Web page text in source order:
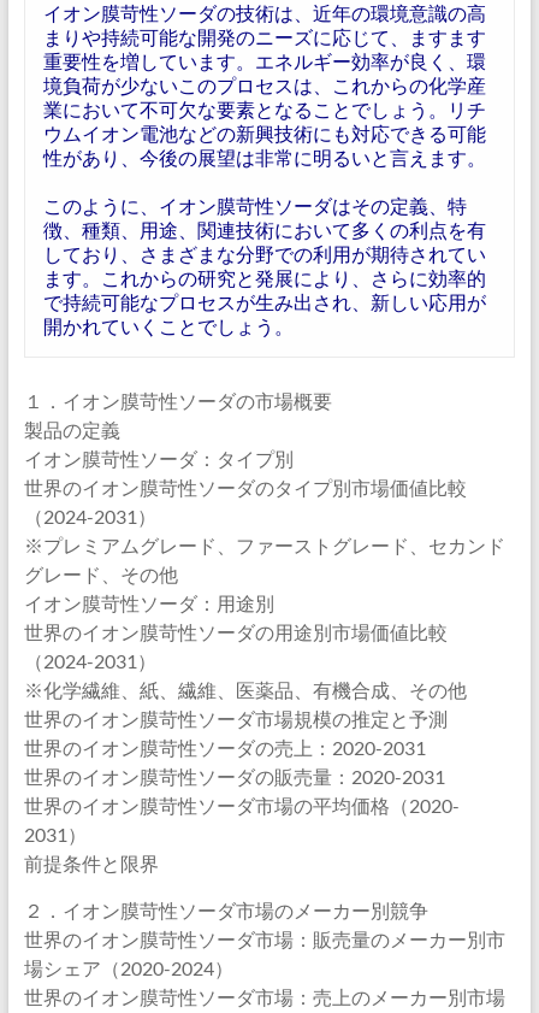
イオン膜苛性ソーダの技術は、近年の環境意識の高
まりや持続可能な開発のニーズに応じて、ますます
重要性を増しています。エネルギー効率が良く、環
境負荷が少ないこのプロセスは、これからの化学産
業において不可欠な要素となることでしょう。リチ
ウムイオン電池などの新興技術にも対応できる可能
性があり、今後の展望は非常に明るいと言えます。
このように、イオン膜苛性ソーダはその定義、特
徴、種類、用途、関連技術において多くの利点を有
しており、さまざまな分野での利用が期待されてい
ます。これからの研究と発展により、さらに効率的
で持続可能なプロセスが生み出され、新しい応用が
開かれていくことでしょう。
１．イオン膜苛性ソーダの市場概要
製品の定義
イオン膜苛性ソーダ：タイプ別
世界のイオン膜苛性ソーダのタイプ別市場価値比較
（2024-2031）
※プレミアムグレード、ファーストグレード、セカンド
グレード、その他
イオン膜苛性ソーダ：用途別
世界のイオン膜苛性ソーダの用途別市場価値比較
（2024-2031）
※化学繊維、紙、繊維、医薬品、有機合成、その他
世界のイオン膜苛性ソーダ市場規模の推定と予測
世界のイオン膜苛性ソーダの売上：2020-2031
世界のイオン膜苛性ソーダの販売量：2020-2031
世界のイオン膜苛性ソーダ市場の平均価格（2020-
2031）
前提条件と限界
２．イオン膜苛性ソーダ市場のメーカー別競争
世界のイオン膜苛性ソーダ市場：販売量のメーカー別市
場シェア（2020-2024）
世界のイオン膜苛性ソーダ市場：売上のメーカー別市場